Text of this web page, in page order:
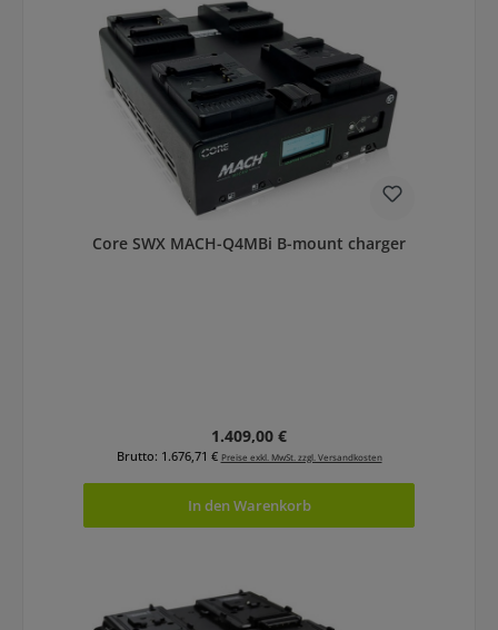
Core SWX MACH-Q4MBi B-mount charger
Regulärer Preis:
1.409,00 €
Brutto: 1.676,71 € Preise exkl. MwSt. zzgl. Versandkosten
In den Warenkorb